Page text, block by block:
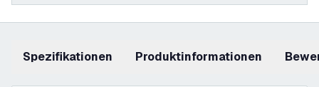
Spezifikationen Produktinformationen